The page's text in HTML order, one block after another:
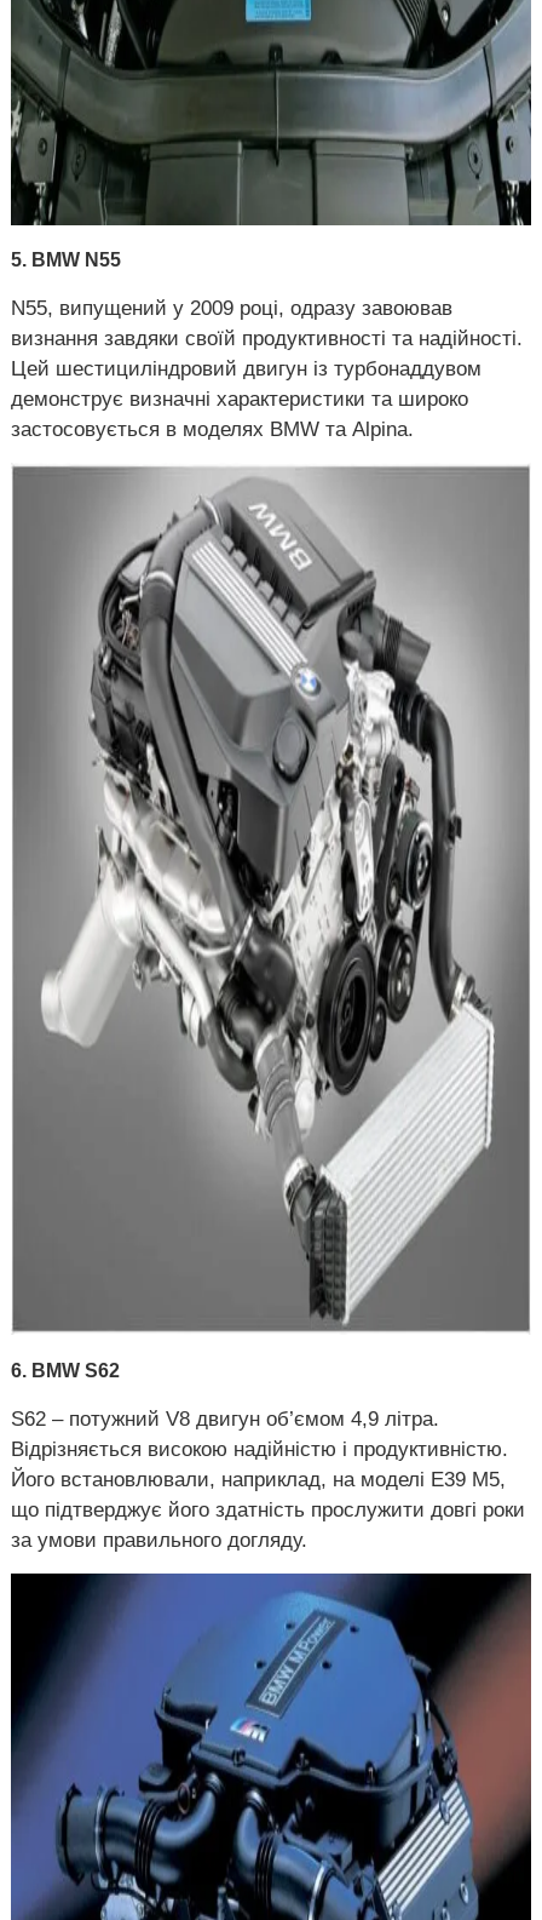
5. BMW N55
N55, випущений у 2009 році, одразу завоював
визнання завдяки своїй продуктивності та надійності.
Цей шестициліндровий двигун із турбонаддувом
демонструє визначні характеристики та широко
застосовується в моделях BMW та Alpina.
6. BMW S62
S62 – потужний V8 двигун об’ємом 4,9 літра.
Відрізняється високою надійністю і продуктивністю.
Його встановлювали, наприклад, на моделі E39 M5,
що підтверджує його здатність прослужити довгі роки
за умови правильного догляду.